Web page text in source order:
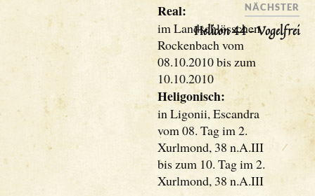
Real:
im Landschlösschen
Rockenbach vom
08.10.2010 bis zum
10.10.2010
Heligonisch:
in Ligonii, Escandra
vom 08. Tag im 2.
Xurlmond, 38 n.A.III
bis zum 10. Tag im 2.
Xurlmond, 38 n.A.III
NÄCHSTER
Helicon 44 – Vogelfrei